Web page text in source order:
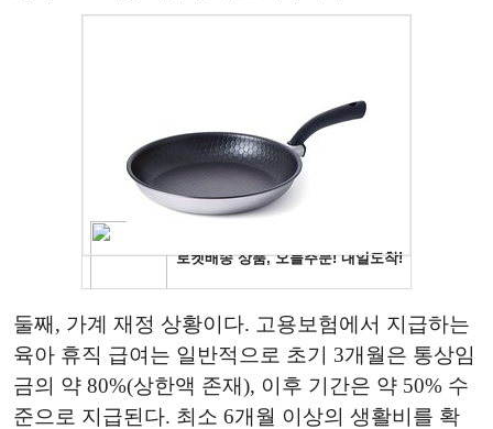
둘째, 가계 재정 상황이다. 고용보험에서 지급하는
육아 휴직 급여는 일반적으로 초기 3개월은 통상임
금의 약 80%(상한액 존재), 이후 기간은 약 50% 수
준으로 지급된다. 최소 6개월 이상의 생활비를 확